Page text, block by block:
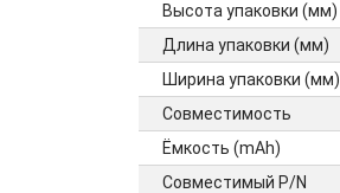
Высота упаковки (мм)
Длина упаковки (мм)
Ширина упаковки (мм)
Совместимость
Ёмкость (mAh)
Совместимый P/N